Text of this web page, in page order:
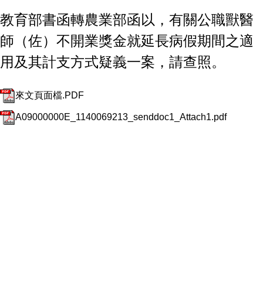
教育部書函轉農業部函以，有關公職獸醫
師（佐）不開業獎金就延長病假期間之適
用及其計支方式疑義一案，請查照。
來文頁面檔.PDF
A09000000E_1140069213_senddoc1_Attach1.pdf